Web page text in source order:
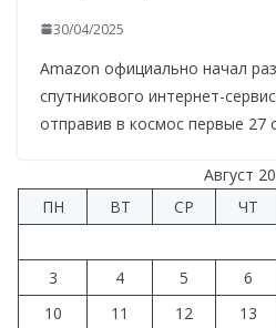
30/04/2025
Amazon официально начал
спутникового интернет-
отправив в космос первые 27
Август
ПН
ВТ СР ЧТ
3
4 5 6
10
11 12 13